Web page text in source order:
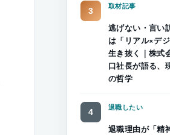
取材記事
逃げない・言い
は「リアル×デ
生き抜く｜株式
口社長が語る、
の哲学
退職したい
退職理由が「精